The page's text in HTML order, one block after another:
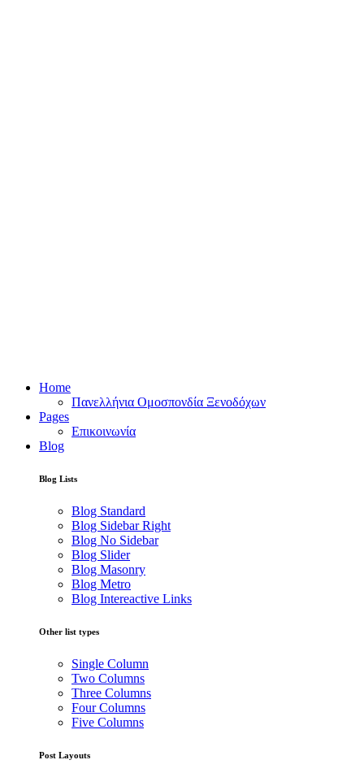
Home
Πανελλήνια Ομοσπονδία Ξενοδόχων
Pages
Επικοινωνία
Blog
Blog Lists
Blog Standard
Blog Sidebar Right
Blog No Sidebar
Blog Slider
Blog Masonry
Blog Metro
Blog Intereactive Links
Other list types
Single Column
Two Columns
Three Columns
Four Columns
Five Columns
Post Layouts